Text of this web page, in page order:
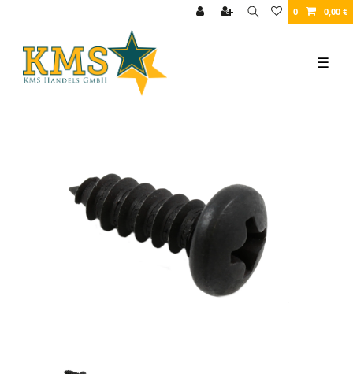
0 0,00 €
☰